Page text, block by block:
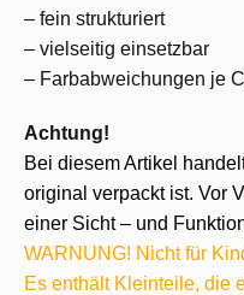
– fein strukturiert
– vielseitig einsetzbar
– Farbabweichungen je
Achtung!
Bei diesem Artikel
original verpackt ist. Vor
einer Sicht – und
WARNUNG! Nicht für
Es enthält Kleinteile, die